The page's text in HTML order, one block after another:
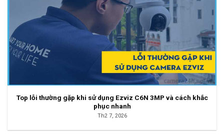
Top lỗi thường gặp khi sử dụng Ezviz C6N 3MP và cách khắc
phục nhanh
Th2 7, 2026